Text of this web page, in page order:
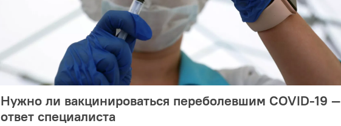
Нужно ли вакцинироваться переболевшим COVID-19 —
ответ специалиста